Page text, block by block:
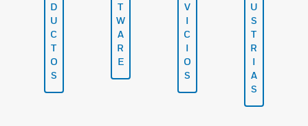
D
U
C
T
O
S
T
W
A
R
E
V
I
C
I
O
S
U
S
T
R
I
A
S